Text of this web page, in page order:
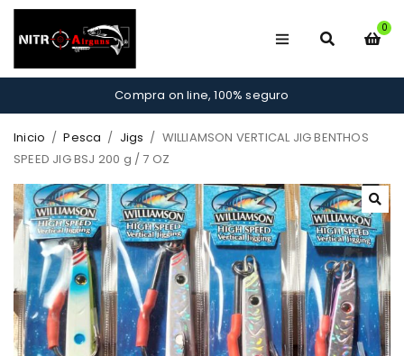
0
Compra on line, 100% seguro
Inicio / Pesca / Jigs / WILLIAMSON VERTICAL JIG BENTHOS
SPEED JIG BSJ 200 g / 7 OZ